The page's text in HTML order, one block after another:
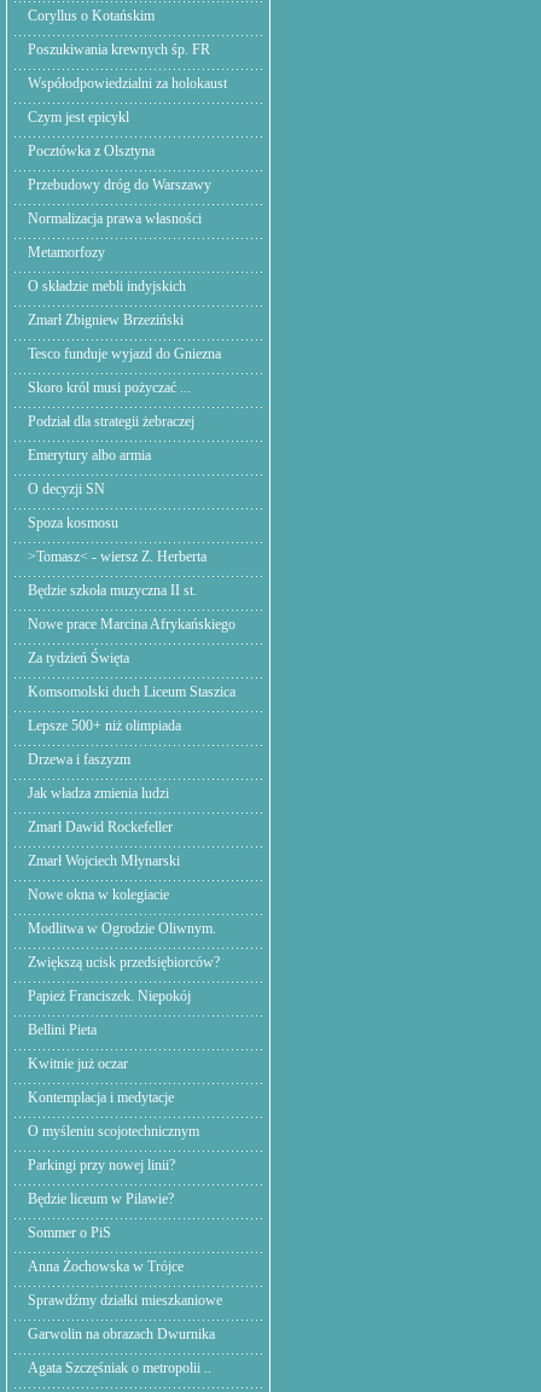
Coryllus o Kotańskim
Poszukiwania krewnych śp. FR
Współodpowiedzialni za holokaust
Czym jest epicykl
Pocztówka z Olsztyna
Przebudowy dróg do Warszawy
Normalizacja prawa własności
Metamorfozy
O składzie mebli indyjskich
Zmarł Zbigniew Brzeziński
Tesco funduje wyjazd do Gniezna
Skoro król musi pożyczać ...
Podział dla strategii żebraczej
Emerytury albo armia
O decyzji SN
Spoza kosmosu
>Tomasz< - wiersz Z. Herberta
Będzie szkoła muzyczna II st.
Nowe prace Marcina Afrykańskiego
Za tydzień Święta
Komsomolski duch Liceum Staszica
Lepsze 500+ niż olimpiada
Drzewa i faszyzm
Jak władza zmienia ludzi
Zmarł Dawid Rockefeller
Zmarł Wojciech Młynarski
Nowe okna w kolegiacie
Modlitwa w Ogrodzie Oliwnym.
Zwiększą ucisk przedsiębiorców?
Papież Franciszek. Niepokój
Bellini Pieta
Kwitnie już oczar
Kontemplacja i medytacje
O myśleniu scojotechnicznym
Parkingi przy nowej linii?
Będzie liceum w Pilawie?
Sommer o PiS
Anna Żochowska w Trójce
Sprawdźmy działki mieszkaniowe
Garwolin na obrazach Dwurnika
Agata Szczęśniak o metropolii ..